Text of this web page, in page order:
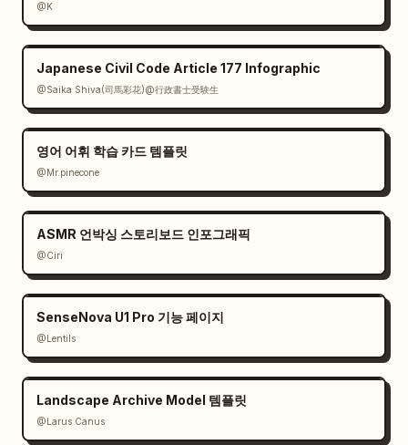
@K
Japanese Civil Code Article 177 Infographic
@Saika Shiva(司馬彩花)@行政書士受験生
영어 어휘 학습 카드 템플릿
@Mr.pinecone
ASMR 언박싱 스토리보드 인포그래픽
@Ciri
SenseNova U1 Pro 기능 페이지
@Lentils
Landscape Archive Model 템플릿
@Larus Canus